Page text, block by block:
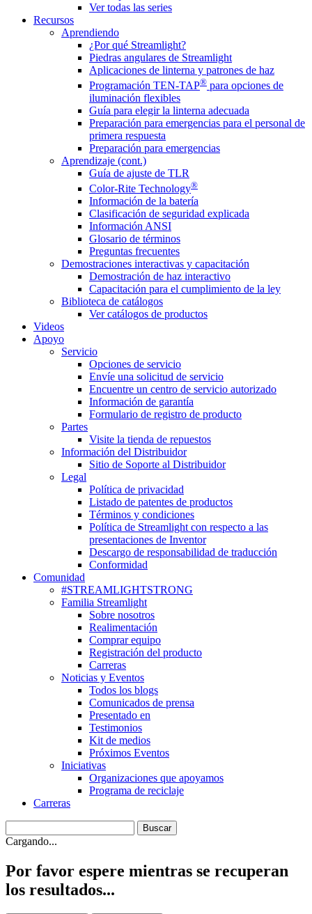
Ver todas las series
Recursos
Aprendiendo
¿Por qué Streamlight?
Piedras angulares de Streamlight
Aplicaciones de linterna y patrones de haz
Programación TEN-TAP® para opciones de
iluminación flexibles
Guía para elegir la linterna adecuada
Preparación para emergencias para el personal de
primera respuesta
Preparación para emergencias
Aprendizaje (cont.)
Guía de ajuste de TLR
Color-Rite Technology®
Información de la batería
Clasificación de seguridad explicada
Información ANSI
Glosario de términos
Preguntas frecuentes
Demostraciones interactivas y capacitación
Demostración de haz interactivo
Capacitación para el cumplimiento de la ley
Biblioteca de catálogos
Ver catálogos de productos
Videos
Apoyo
Servicio
Opciones de servicio
Envíe una solicitud de servicio
Encuentre un centro de servicio autorizado
Información de garantía
Formulario de registro de producto
Partes
Visite la tienda de repuestos
Información del Distribuidor
Sitio de Soporte al Distribuidor
Legal
Política de privacidad
Listado de patentes de productos
Términos y condiciones
Política de Streamlight con respecto a las
presentaciones de Inventor
Descargo de responsabilidad de traducción
Conformidad
Comunidad
#STREAMLIGHTSTRONG
Familia Streamlight
Sobre nosotros
Realimentación
Comprar equipo
Registración del producto
Carreras
Noticias y Eventos
Todos los blogs
Comunicados de prensa
Presentado en
Testimonios
Kit de medios
Próximos Eventos
Iniciativas
Organizaciones que apoyamos
Programa de reciclaje
Carreras
Cargando...
Por favor espere mientras se recuperan
los resultados...